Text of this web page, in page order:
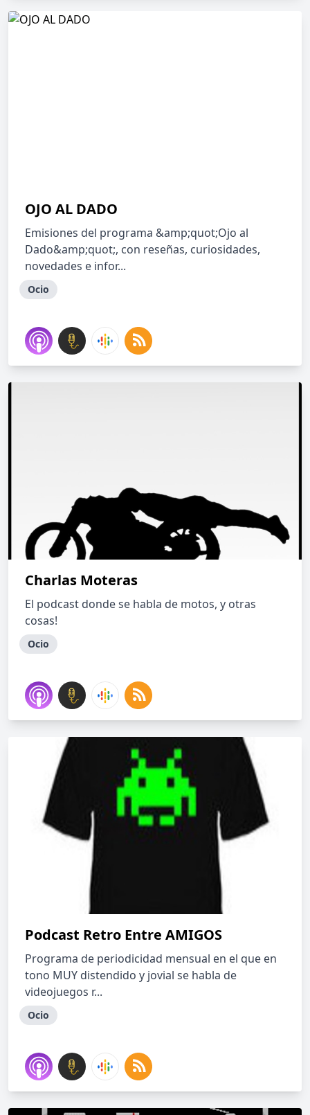
OJO AL DADO
Emisiones del programa &amp;quot;Ojo al
Dado&amp;quot;, con reseñas, curiosidades,
novedades e infor...
Ocio
Charlas Moteras
El podcast donde se habla de motos, y otras
cosas!
Ocio
Podcast Retro Entre AMIGOS
Programa de periodicidad mensual en el que en
tono MUY distendido y jovial se habla de
videojuegos r...
Ocio